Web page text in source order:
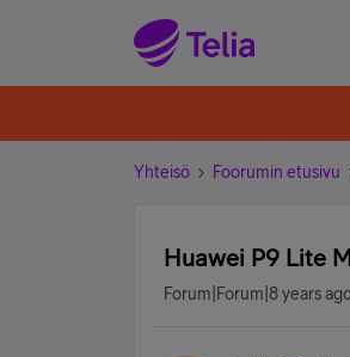
Yhteisö Foorumin etusivu
Huawei P9 Lite
Forum|Forum|8 years